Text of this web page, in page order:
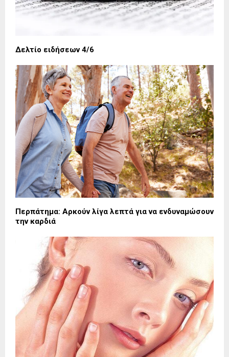
Δελτίο ειδήσεων 4/6
Περπάτημα: Αρκούν λίγα λεπτά για να ενδυναμώσουν
την καρδιά